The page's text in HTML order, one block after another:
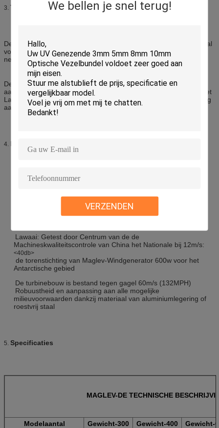
We bellen je snel terug!
VERZENDEN
3. Toepassingen:
De Generator 1000w van de Maglevwind voor Huisgebruik is ideaal
voor zowel van woon als commerciële toepassingen evenals van
net en op de systemen van de netmacht.
De eenheid verstrekt een duurzame, betrouwbare, en volledig
aangepaste hybride oplossing aan Telecommunicatierepeaters, het
Laden Post door Zonne en wind en ook zeer geschikt voor voeding
aan huis.
4. Hoofdlijnen:
Onafhankelijke van de richting van de wind
Hogere efficiency in vergelijking met traditionele HAWT
De werken zelfs in onstuimigheid
Visueel aangename verschijning
Lawaai: Getest door Centrum van de de
Machineskwaliteitscontrole van China het Nationale bij 12m/s:
<40db>
de torenstichting van Maglev-Windgenerator 600w voor het
Antarctische gebied
De turbinebouw is bestand tegen gagel 60m/s (132MPH)
Robuustheid en aanpassing aan alle mogelijke
milieuvoorwaarden dankzij materiaal van aluminiumlegering of
roestvrij staal
5. Specificaties
MAGLEV-DE TECHNISCHE
Modelaantal Gewicht-300 Gewicht-400 Gewicht-